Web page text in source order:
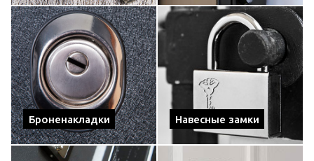
Броненакладки Навесные замки